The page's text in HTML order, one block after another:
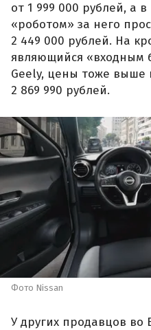
от 1 999 000 рублей, а
«роботом» за него
2 449 000 рублей. На
являющийся «входным
Geely, цены тоже выше
2 869 990 рублей.
Фото Nissan
У других продавцов во